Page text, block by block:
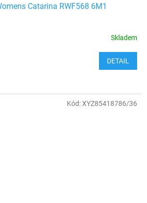
Catarina RWF568 6M1
Skladem
DETAIL
Kód:XYZ85418786/36